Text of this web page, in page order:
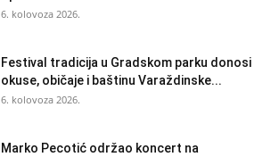
6. kolovoza 2026.
Festival tradicija u Gradskom parku donosi
okuse, običaje i baštinu Varaždinske...
6. kolovoza 2026.
Marko Pecotić održao koncert na